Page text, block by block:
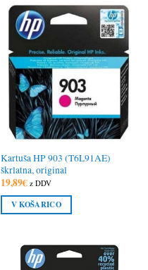
Kartuša HP 903 (T6L91AE)
škrlatna, original
19,89€ z DDV
V KOŠARICO